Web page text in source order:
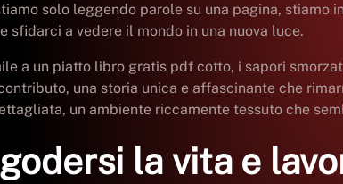
solo leggendo parole su una pagina,
sfidarci a vedere il mondo in una nuova luce.
a un piatto libro gratis pdf cotto, i sapori
una storia unica e affascinante che
un ambiente riccamente tessuto che
la vita e